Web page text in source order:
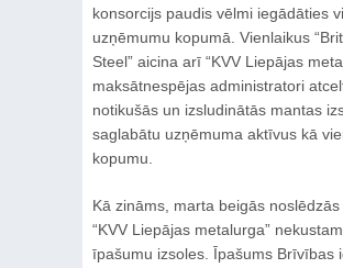
konsorcijs paudis vēlmi iegādāties
uzņēmumu kopumā. Vienlaikus
Steel” aicina arī “KVV Liepājas
maksātnespējas administratori
notikušās un izsludinātās mantas
saglabātu uzņēmuma aktīvus kā
kopumu.
Kā zināms, marta beigās noslēdzās
“KVV Liepājas metalurga”
īpašumu izsoles. Īpašums Brīvības